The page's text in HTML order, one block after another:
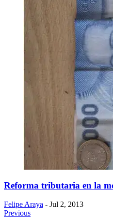
Reforma tributaria en la
Felipe Araya - Jul 2, 2013
Previous